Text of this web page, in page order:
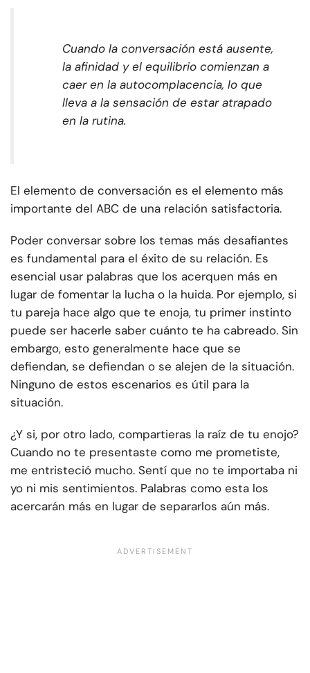
Cuando la conversación está ausente,
la afinidad y el equilibrio comienzan a
caer en la autocomplacencia, lo que
lleva a la sensación de estar atrapado
en la rutina.
El elemento de conversación es el elemento más
importante del ABC de una relación satisfactoria.
Poder conversar sobre los temas más desafiantes
es fundamental para el éxito de su relación. Es
esencial usar palabras que los acerquen más en
lugar de fomentar la lucha o la huida. Por ejemplo, si
tu pareja hace algo que te enoja, tu primer instinto
puede ser hacerle saber cuánto te ha cabreado. Sin
embargo, esto generalmente hace que se
defiendan, se defiendan o se alejen de la situación.
Ninguno de estos escenarios es útil para la
situación.
¿Y si, por otro lado, compartieras la raíz de tu enojo?
Cuando no te presentaste como me prometiste,
me entristeció mucho. Sentí que no te importaba ni
yo ni mis sentimientos. Palabras como esta los
acercarán más en lugar de separarlos aún más.